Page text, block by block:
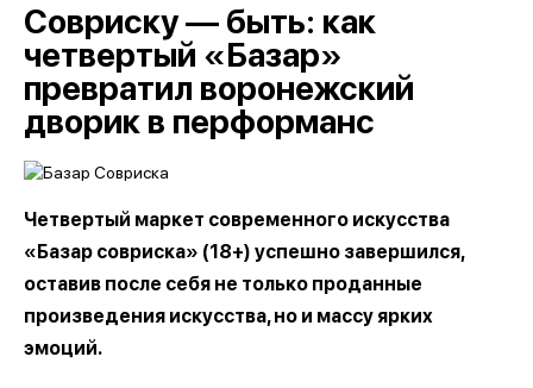
Совриску — быть: как
четвертый «Базар»
превратил воронежский
дворик в перформанс
Четвертый маркет современного искусства
«Базар совриска» (18+) успешно завершился,
оставив после себя не только проданные
произведения искусства, но и массу ярких
эмоций.